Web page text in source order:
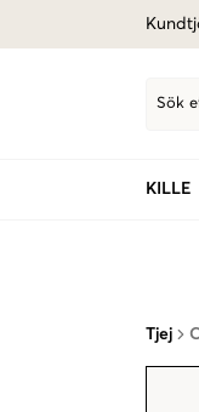
Sök
KILLE
Tjej